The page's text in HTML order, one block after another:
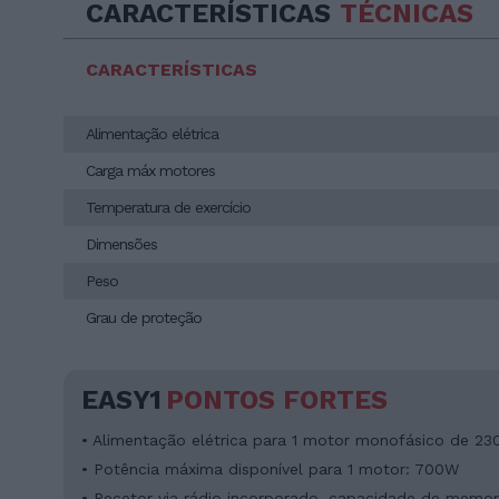
CARACTERÍSTICAS TÉCNICAS
CARACTERÍSTICAS
Alimentação elétrica
Carga máx motores
Temperatura de exercício
Dimensões
Peso
Grau de proteção
EASY1 PONTOS FORTES
• Alimentação elétrica para 1 motor monofásico de
• Potência máxima disponível para 1 motor: 700W